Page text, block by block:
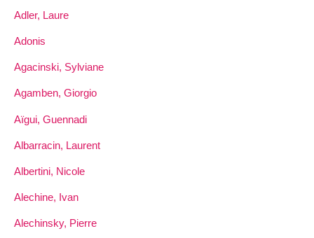
Adler, Laure
Adonis
Agacinski, Sylviane
Agamben, Giorgio
Aïgui, Guennadi
Albarracin, Laurent
Albertini, Nicole
Alechine, Ivan
Alechinsky, Pierre